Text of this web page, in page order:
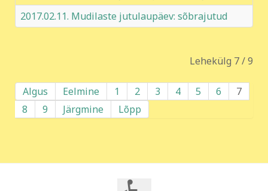
2017.02.11. Mudilaste jutulaupäev: sõbrajutud
Lehekülg 7 / 9
Algus Eelmine 1 2 3 4 5 6
7
8
9 Järgmine Lõpp